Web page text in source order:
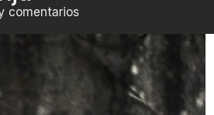
comentarios